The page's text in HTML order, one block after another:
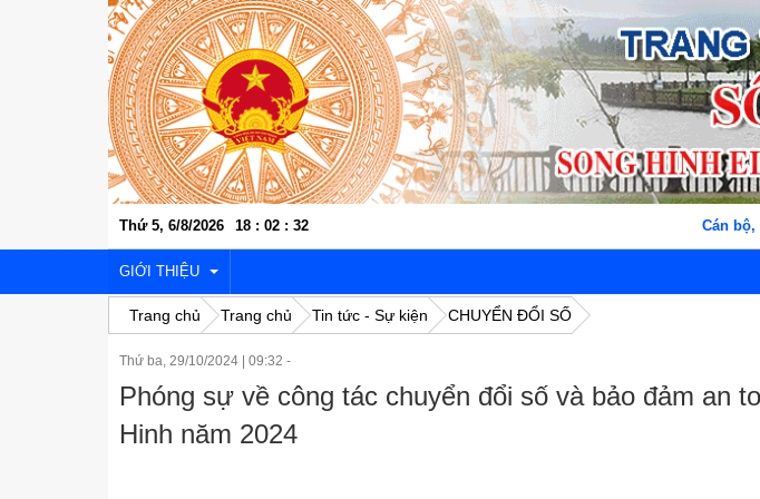
Thứ 5, 6/8/2026 18 : 02 : 32 Cán bộ,
GIỚI THIỆU
VỊ TRÍ ĐỊA LÝ
LỊCH SỬ VĂN HÓA
Trang chủ Trang chủ Tin tức - Sự kiện CHUYỂN ĐỔI SỐ
Thứ ba, 29/10/2024 09:32 -
Phóng sự về công tác chuyển đổi số và bảo đảm an
Hinh năm 2024